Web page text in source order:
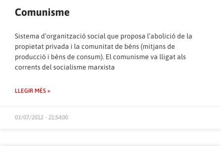
Comunisme
Sistema d’organització social que proposa l’abolició de la
propietat privada i la comunitat de béns (mitjans de
producció i béns de consum). El comunisme va lligat als
corrents del socialisme marxista
LLEGIR MÉS »
03/07/2012 - 21:54:00